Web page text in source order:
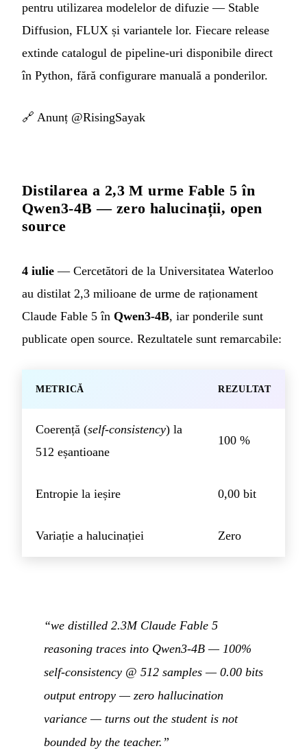
pentru utilizarea modelelor de difuzie — Stable
Diffusion, FLUX și variantele lor. Fiecare release
extinde catalogul de pipeline-uri disponibile direct
în Python, fără configurare manuală a ponderilor.
🔗 Anunț @RisingSayak
Distilarea a 2,3 M urme Fable 5 în
Qwen3-4B — zero halucinații, open
source
4 iulie — Cercetători de la Universitatea Waterloo
au distilat 2,3 milioane de urme de raționament
Claude Fable 5 în Qwen3-4B, iar ponderile sunt
publicate open source. Rezultatele sunt remarcabile:
METRICĂ REZULTAT
Coerență (self-consistency) la
512 eșantioane
100 %
Entropie la ieșire 0,00 bit
Variație a halucinației Zero
“we distilled 2.3M Claude Fable 5
reasoning traces into Qwen3-4B — 100%
self-consistency @ 512 samples — 0.00 bits
output entropy — zero hallucination
variance — turns out the student is not
bounded by the teacher.”